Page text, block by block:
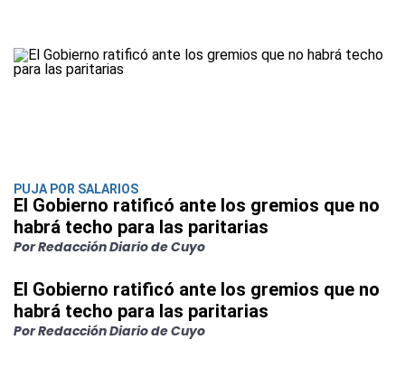
PUJA POR SALARIOS
El Gobierno ratificó ante los gremios que no
habrá techo para las paritarias
Por Redacción Diario de Cuyo
El Gobierno ratificó ante los gremios que no
habrá techo para las paritarias
Por Redacción Diario de Cuyo